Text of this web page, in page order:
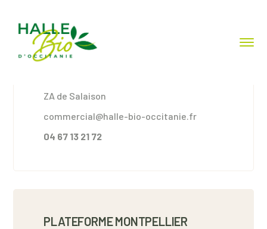
ZA de Salaison
commercial@halle-bio-occitanie.fr
04 67 13 21 72
PLATEFORME MONTPELLIER